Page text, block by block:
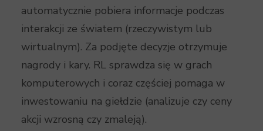
automatycznie pobiera informacje podczas
interakcji ze światem (rzeczywistym lub
wirtualnym). Za podjęte decyzje otrzymuje
nagrody i kary. RL sprawdza się w grach
komputerowych i coraz częściej pomaga w
inwestowaniu na giełdzie (analizuje czy ceny
akcji wzrosną czy zmaleją).